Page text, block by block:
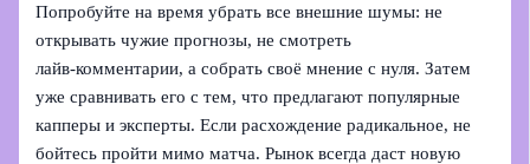
Попробуйте на время убрать все внешние шумы: не
открывать чужие прогнозы, не смотреть
лайв‑комментарии, а собрать своё мнение с нуля. Затем
уже сравнивать его с тем, что предлагают популярные
капперы и эксперты. Если расхождение радикальное, не
бойтесь пройти мимо матча. Рынок всегда даст новую